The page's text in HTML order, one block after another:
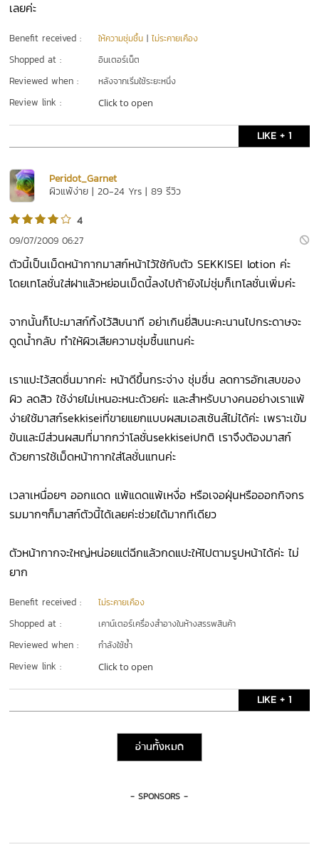
เลยค่ะ
Benefit received : ให้ความชุ่มชื้น |ไม่ระคายเคือง
Shopped at : อินเตอร์เน็ต
Reviewed when : หลังจากเริ่มใช้ระยะหนึ่ง
Review link : Click to open
LIKE + 1
Peridot_Garnet
ผิวแพ้ง่าย | 20-24 Yrs | 89 รีวิว
4
09/07/2009 06:27
ตัวนี้เป็นเม็ดหน้ากากมาสก์หน้าไว้ใช้กับตัว SEKKISEI lotion ค่ะ
โดยเทโลชั่นใส่ฝาแล้วหย่อนเม็ดนี้ลงไปถ้ายังไม่ชุ่มก็เทโลชั่นเพิ่มค่ะ
จากนั้นก็โปะมาสก์ทิ้งไว้สิบนาที อย่าเกินยี่สิบนะคะนานไปกระดาษจะ
ดูดน้ำกลับ ทำให้ผิวเสียความชุ่มชื้นแทนค่ะ
เราแปะไว้สดชื่นมากค่ะ หน้าดีขึ้นกระจ่าง ชุ่มชื่น ลดการอักเสบของ
ผิว ลดสิว ใช้ง่ายไม่เหนอะหนะด้วยค่ะ และสำหรับบางคนอย่างเราแพ้
ง่ายใช้มาสก์sekkiseiที่ขายแยกแบบผสมเอสเซ้นส์ไม่ได้ค่ะ เพราะเข้ม
ข้นและมีส่วนผสมที่มากกว่าโลชั่นsekkiseiปกติ เราจึงต้องมาสก์
ด้วยการใช้เม็ดหน้ากากใส่โลชั่นแทนค่ะ
เวลาเหนื่อยๆ ออกแดด แพ้แดดแพ้เหงื่อ หรือเจอฝุ่นหรือออกกิจกร
รมมากๆก็มาสก์ตัวนี้ได้เลยค่ะช่วยได้มากทีเดียว
ตัวหน้ากากจะใหญ่หน่อยแต่ฉีกแล้วกดแปะให้ไปตามรูปหน้าได้ค่ะ ไม่
ยาก
Benefit received : ไม่ระคายเคือง
Shopped at : เคาน์เตอร์เครื่องสำอางในห้างสรรพสินค้า
Reviewed when : กำลังใช้ซ้ำ
Review link : Click to open
LIKE + 1
อ่านทั้งหมด
- SPONSORS -